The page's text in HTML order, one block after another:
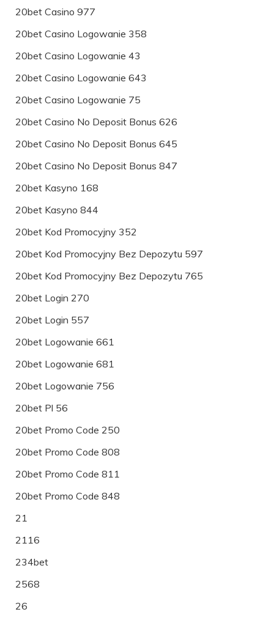
20bet Casino 977
20bet Casino Logowanie 358
20bet Casino Logowanie 43
20bet Casino Logowanie 643
20bet Casino Logowanie 75
20bet Casino No Deposit Bonus 626
20bet Casino No Deposit Bonus 645
20bet Casino No Deposit Bonus 847
20bet Kasyno 168
20bet Kasyno 844
20bet Kod Promocyjny 352
20bet Kod Promocyjny Bez Depozytu 597
20bet Kod Promocyjny Bez Depozytu 765
20bet Login 270
20bet Login 557
20bet Logowanie 661
20bet Logowanie 681
20bet Logowanie 756
20bet Pl 56
20bet Promo Code 250
20bet Promo Code 808
20bet Promo Code 811
20bet Promo Code 848
21
2116
234bet
2568
26